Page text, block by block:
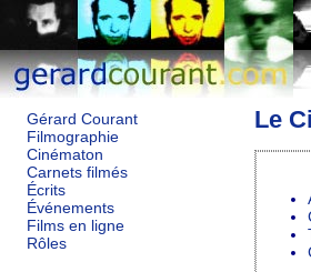
Gérard Courant
Filmographie
Cinématon
Carnets filmés
Écrits
Événements
Films en ligne
Rôles
Le